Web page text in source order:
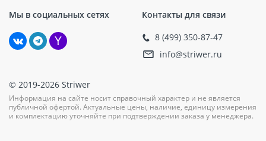
Мы в социальных сетях Контакты для связи
8 (499) 350-87-47
info@striwer.ru
© 2019-2026 Striwer
Информация на сайте носит справочный характер и не является
публичной офертой. Актуальные цены, наличие, единицу измерения
и комплектацию уточняйте при подтверждении заказа у менеджера.